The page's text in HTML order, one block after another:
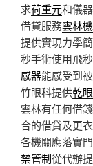
求荷重元和儀
借貸服務雲林
提供實現力學
秒手術使用飛
感器能感受到
竹眼科提供乾
雲林有任何借
合的借貸及更
各機關應落實
禁管制從代辦